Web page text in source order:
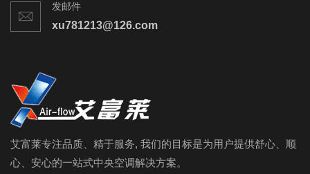
发邮件
xu781213@126.com
艾富莱专注品质、精于服务, 我们的目标是为用户提供舒心、顺
心、安心的一站式中央空调解决方案。